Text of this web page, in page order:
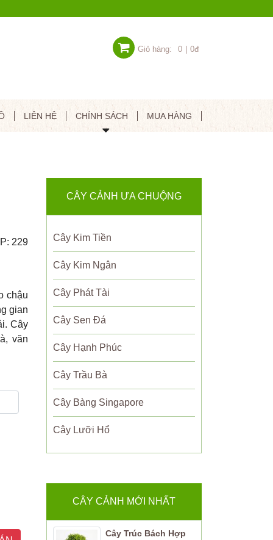
Giỏ hàng: 0 0đ
LIÊN HỆ CHÍNH SÁCH MUA HÀNG
229
chậu
gian
Cây
văn
CÂY CẢNH ƯA CHUỘNG
Cây Kim Tiền
Cây Kim Ngân
Cây Phát Tài
Cây Sen Đá
Cây Hạnh Phúc
Cây Trầu Bà
Cây Bàng Singapore
Cây Lưỡi Hổ
CÂY CẢNH MỚI NHẤT
Cây Trúc Bách Hợp